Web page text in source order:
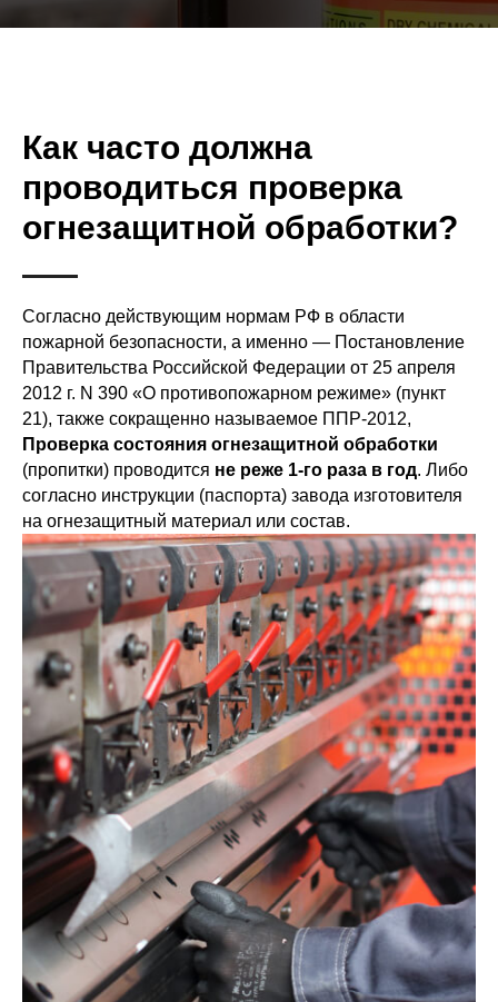
Как часто должна
проводиться проверка
огнезащитной обработки?
Согласно действующим нормам РФ в области
пожарной безопасности, а именно — Постановление
Правительства Российской Федерации от 25 апреля
2012 г. N 390 «О противопожарном режиме» (пункт
21), также сокращенно называемое ППР-2012,
Проверка состояния огнезащитной обработки
(пропитки) проводится не реже 1-го раза в год. Либо
согласно инструкции (паспорта) завода изготовителя
на огнезащитный материал или состав.